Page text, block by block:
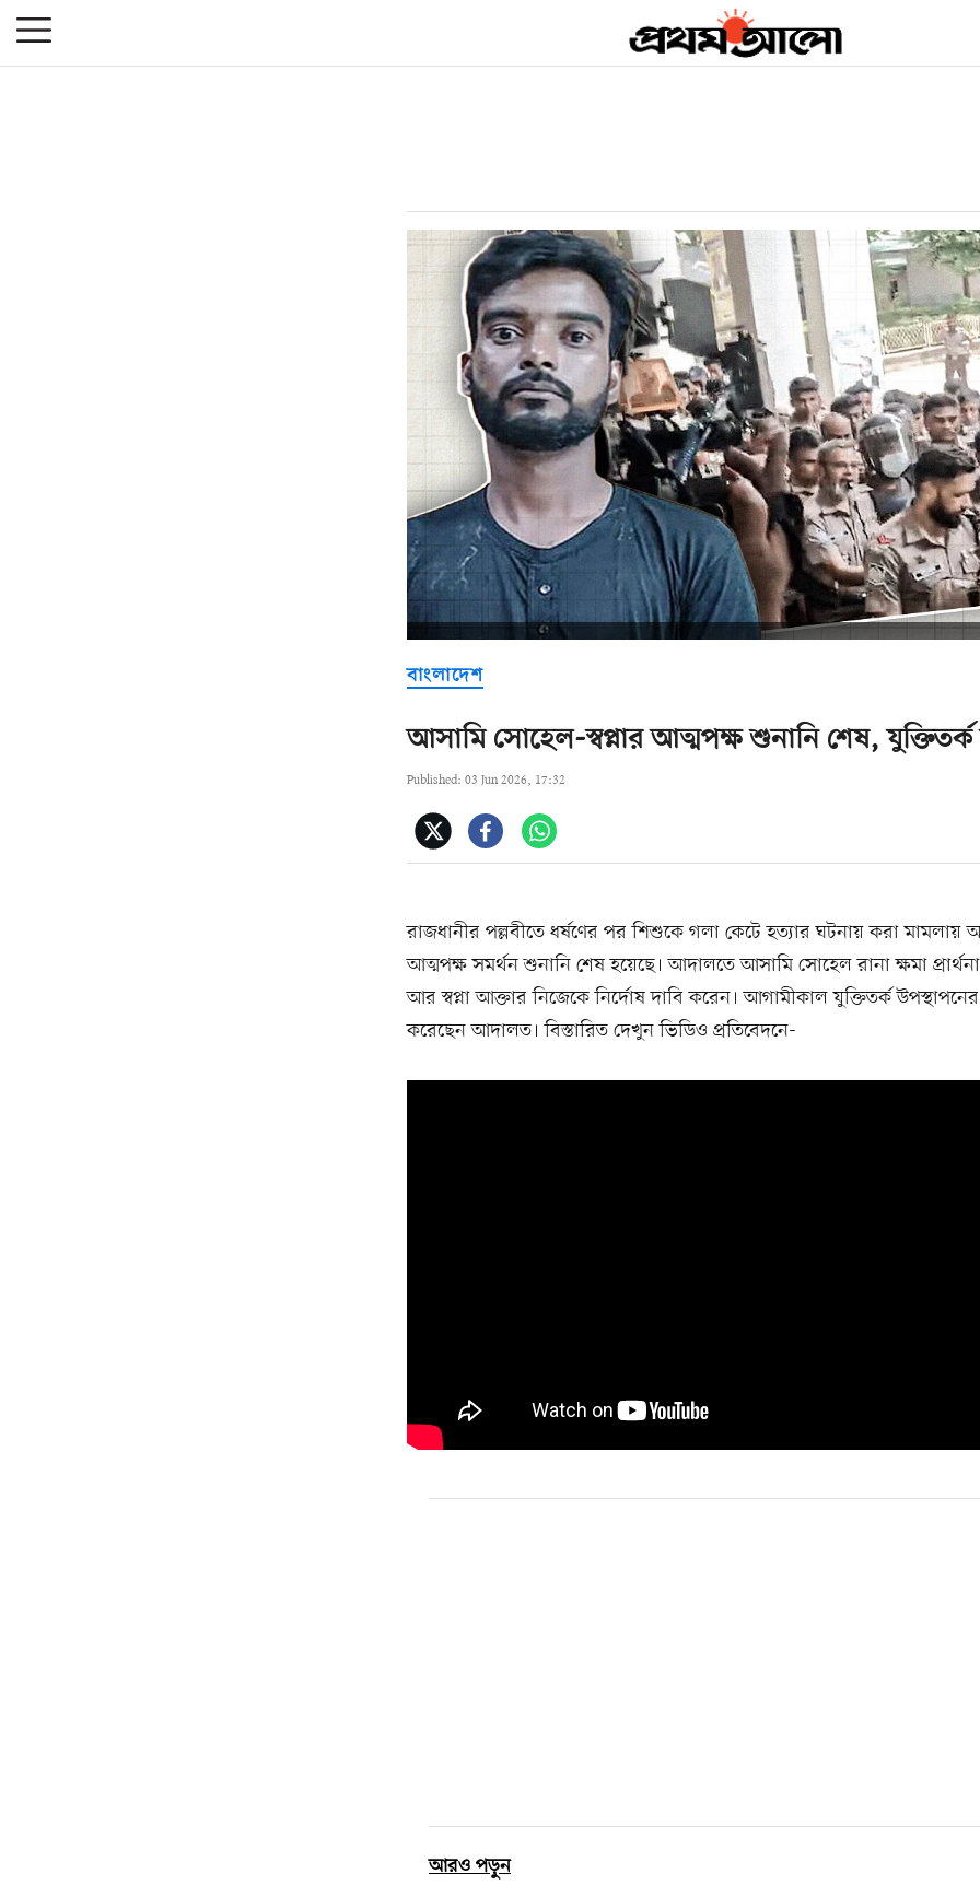
বাংলাদেশ
আসামি সোহেল-স্বপ্নার আত্মপক্ষ শুনানি শেষ,
Published: 03 Jun 2026, 17:32
রাজধানীর পল্লবীতে ধর্ষণের পর শিশুকে গলা কেটে হত্যার ঘটনায় করা মামলায়
আত্মপক্ষ সমর্থন শুনানি শেষ হয়েছে। আদালতে আসামি সোহেল রানা ক্ষমা
আর স্বপ্না আক্তার নিজেকে নির্দোষ দাবি করেন। আগামীকাল যুক্তিতর্ক উপস্থাপনের
করেছেন আদালত। বিস্তারিত দেখুন ভিডিও প্রতিবেদনে-
আরও পড়ুন